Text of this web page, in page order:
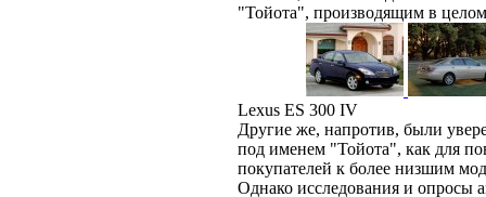
"Тойота", производящим в
Lexus ES 300 IV
Другие же, напротив, были
под именем "Тойота", как для
покупателей к более низшим
Однако исследования и опросы